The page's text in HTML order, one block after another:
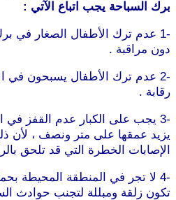
برك السباحة يجب اتباع الآتي :
-1 عدم ترك الأطفال الصغار في
دون مراقبة .
-2 عدم ترك الأطفال يسبحون في
رقابة .
-3 يجب على الكبار عدم القفز في
يزيد عمقها على متر ونصف ، لأن
الإصابات الخطرة التي قد تلحق
-4 لا تجر في المنطقة المحيطة
تكون زلقة ومبللة لتجنب حوادث